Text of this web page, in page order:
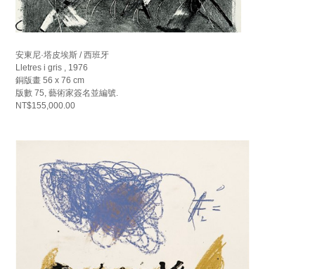
安東尼·塔皮埃斯 / 西班牙
Lletres i gris , 1976
銅版畫 56 x 76 cm
版數 75, 藝術家簽名並編號.
NT$155,000.00